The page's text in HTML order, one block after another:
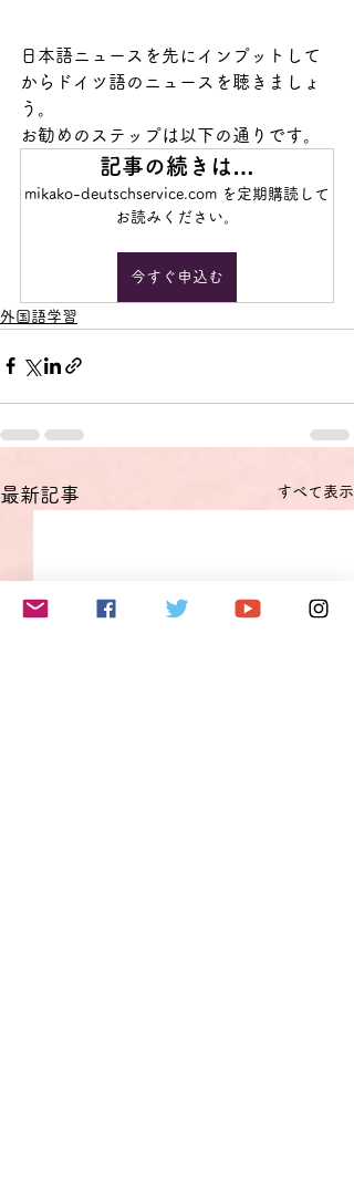
日本語ニュースを先にインプットして
からドイツ語のニュースを聴きましょ
う。
お勧めのステップは以下の通りです。
記事の続きは…
mikako-deutschservice.com を定期購読して
お読みください。
今すぐ申込む
外国語学習
最新記事 すべて表示